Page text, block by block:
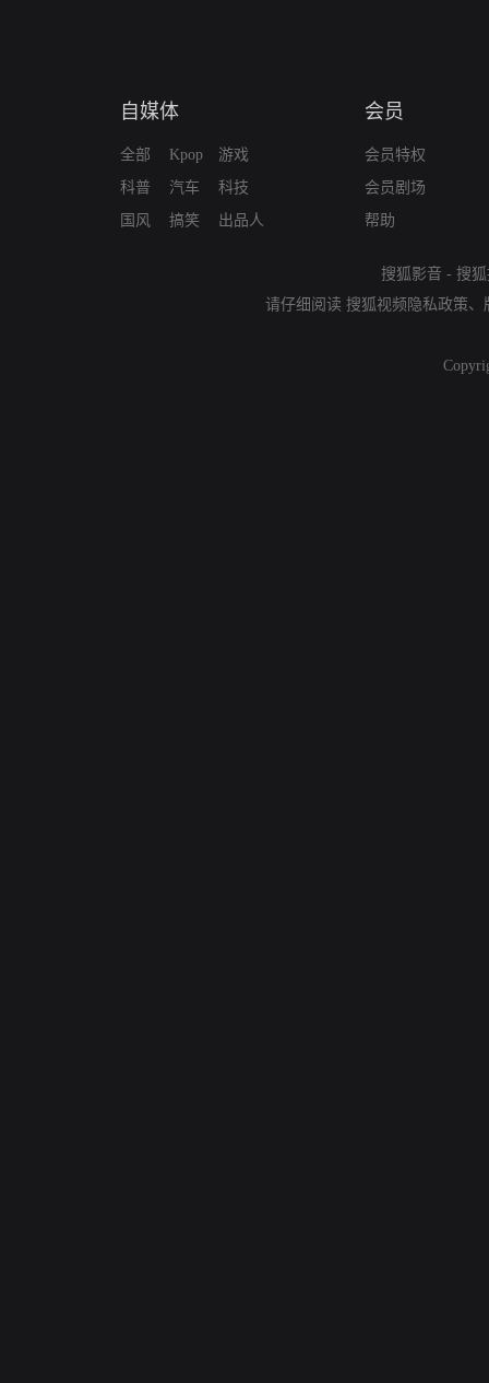
自媒体
全部
科普
国风
Kpop
汽车
搞笑
游戏
科技
出品人
会员
会员特权
会员剧场
帮助
搜狐影音 - 搜
请仔细阅读 搜狐视频隐私政策、